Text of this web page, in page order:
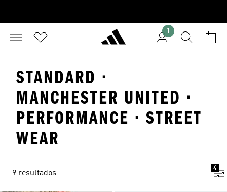
1
STANDARD ·
MANCHESTER UNITED ·
PERFORMANCE · STREET
WEAR
9 resultados
4